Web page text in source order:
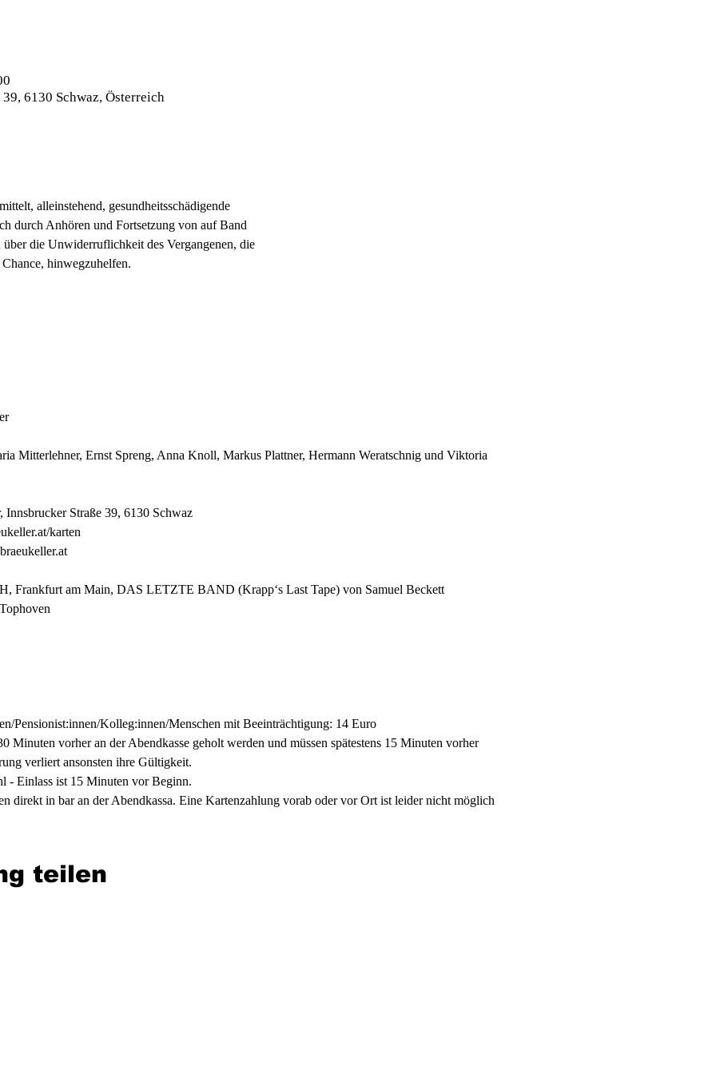
6130 Schwaz, Österreich
alleinstehend, gesundheitsschädigende
durch Anhören und Fortsetzung von auf Band
über die Unwiderruflichkeit des Vergangenen, die
hinwegzuhelfen.
Mitterlehner, Ernst Spreng, Anna Knoll, Markus Plattner, Hermann Weratschnig und Viktoria
Straße 39, 6130 Schwaz
karten
Frankfurt am Main, DAS LETZTE BAND (Krapp‘s Last Tape) von Samuel Beckett
Pensionist:innen/Kolleg:innen/Menschen mit Beeinträchtigung: 14 Euro
Minuten vorher an der Abendkasse geholt werden und müssen spätestens 15 Minuten vorher
verliert ansonsten ihre Gültigkeit.
- Einlass ist 15 Minuten vor Beginn.
direkt in bar an der Abendkassa. Eine Kartenzahlung vorab oder vor Ort ist leider nicht möglich
teilen